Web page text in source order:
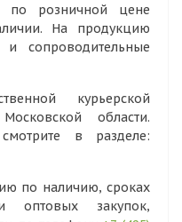
по розничной цене
На продукцию
сопроводительные
курьерской
области.
в разделе:
по наличию, сроках
оптовых закупок,